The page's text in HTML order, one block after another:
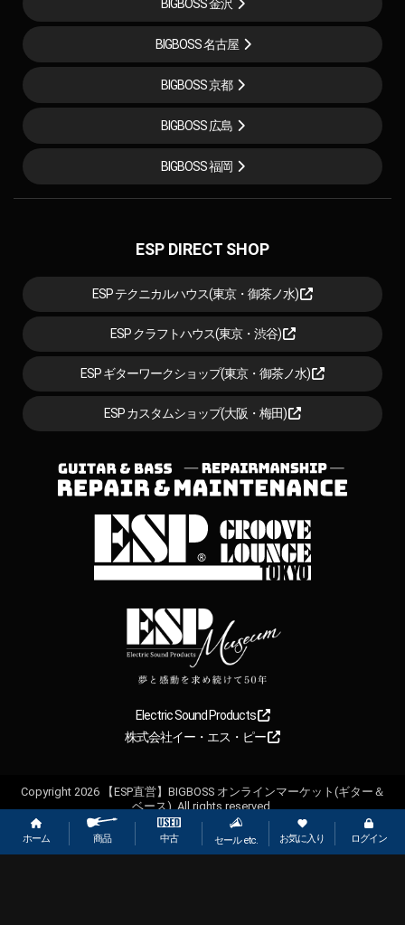
ホーム 商品 中古 セール etc. お気に入り ログイン
BIGBOSS 金沢
BIGBOSS 名古屋
BIGBOSS 京都
BIGBOSS 広島
BIGBOSS 福岡
ESP DIRECT SHOP
ESP テクニカルハウス(東京・御茶ノ水)
ESP クラフトハウス(東京・渋谷)
ESP ギターワークショップ(東京・御茶ノ水)
ESP カスタムショップ(大阪・梅田)
Electric Sound Products
株式会社イー・エス・ピー
Copyright 2026【ESP直営】BIGBOSS オンラインマーケット(ギター＆
ベース). All rights reserved.